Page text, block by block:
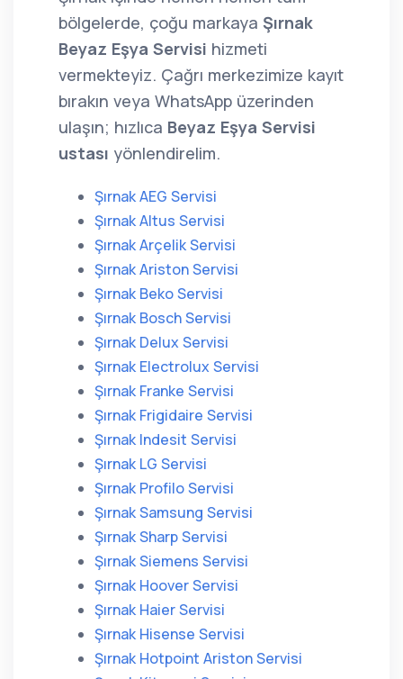
bölgelerde, çoğu markaya Şırnak
Beyaz Eşya Servisi hizmeti
vermekteyiz. Çağrı merkezimize kayıt
bırakın veya WhatsApp üzerinden
ulaşın; hızlıca Beyaz Eşya Servisi
ustası yönlendirelim.
Şırnak AEG Servisi
Şırnak Altus Servisi
Şırnak Arçelik Servisi
Şırnak Ariston Servisi
Şırnak Beko Servisi
Şırnak Bosch Servisi
Şırnak Delux Servisi
Şırnak Electrolux Servisi
Şırnak Franke Servisi
Şırnak Frigidaire Servisi
Şırnak Indesit Servisi
Şırnak LG Servisi
Şırnak Profilo Servisi
Şırnak Samsung Servisi
Şırnak Sharp Servisi
Şırnak Siemens Servisi
Şırnak Hoover Servisi
Şırnak Haier Servisi
Şırnak Hisense Servisi
Şırnak Hotpoint Ariston Servisi